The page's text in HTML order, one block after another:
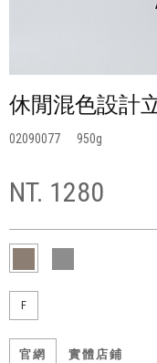
休閒混色設計
02090077 950
NT. 1280
F
官網 實體店鋪